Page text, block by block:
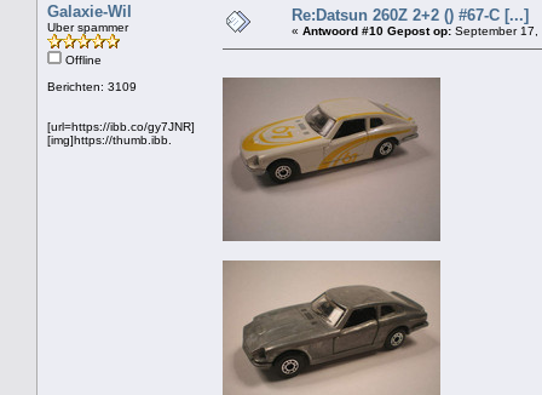
Galaxie-Wil
Uber spammer
Offline
Berichten: 3109
[url=https://ibb.co/gy7JNR]
[img]https://thumb.ibb.
Re:Datsun 260Z 2+2 () #67-C [...]
« Antwoord #10 Gepost op: September